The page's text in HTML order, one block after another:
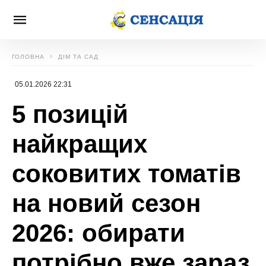
ГОЛОВНА ДІМ ТА САД
05.01.2026 22:31
5 позицій
найкращих
соковитих томатів
на новий сезон
2026: обирати